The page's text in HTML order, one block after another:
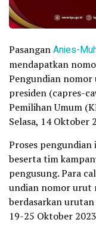
PasanganAnies-
mendapatkan
Pengundian
presiden (capres-
Pemilihan Umum
Selasa, 14 Oktober
Proses
beserta tim
pengusung. Para
undian nomor urut
berdasarkan
19-25 Oktober